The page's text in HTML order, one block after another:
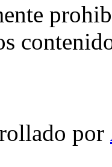
por